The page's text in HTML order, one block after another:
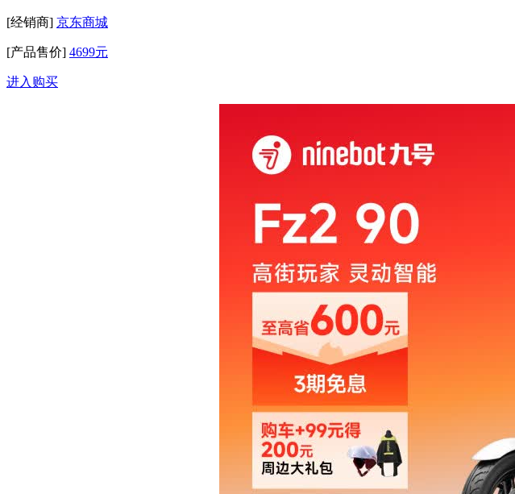
[经销商] 京东商城
[产品售价] 4699元
进入购买